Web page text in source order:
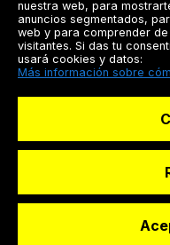
Docfav
©
nuestra web, para
anuncios segmentados,
web y para comprender
visitantes. Si das tu
usará cookies y datos:
Más información sobre